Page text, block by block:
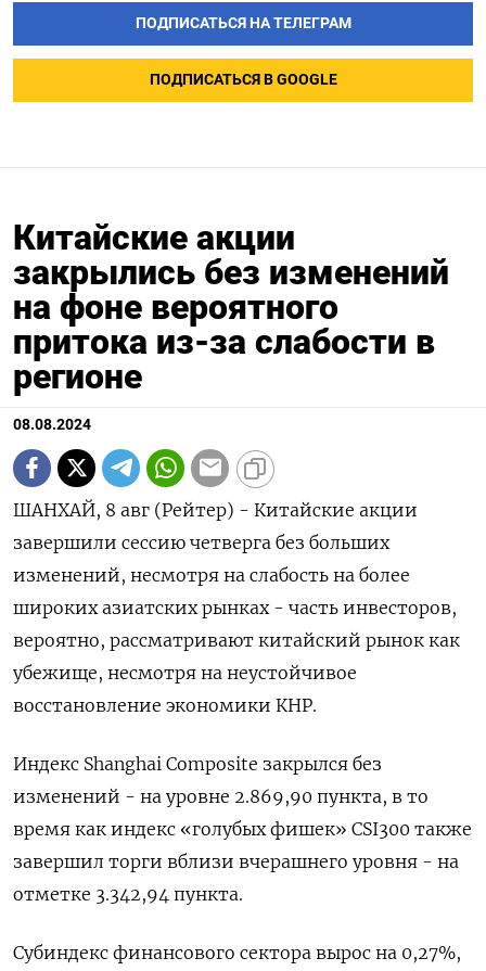
ПОДПИСАТЬСЯ НА ТЕЛЕГРАМ
ПОДПИСАТЬСЯ В GOOGLE
Китайские акции
закрылись без изменений
на фоне вероятного
притока из-за слабости в
регионе
08.08.2024
ШАНХАЙ, 8 авг (Рейтер) - Китайские акции
завершили сессию четверга без больших
изменений, несмотря на слабость на более
широких азиатских рынках - часть инвесторов,
вероятно, рассматривают китайский рынок как
убежище, несмотря на неустойчивое
восстановление экономики КНР.
Индекс Shanghai Composite закрылся без
изменений - на уровне 2.869,90 пункта, в то
время как индекс «голубых фишек» CSI300 также
завершил торги вблизи вчерашнего уровня - на
отметке 3.342,94 пункта.
Субиндекс финансового сектора вырос на 0,27%,